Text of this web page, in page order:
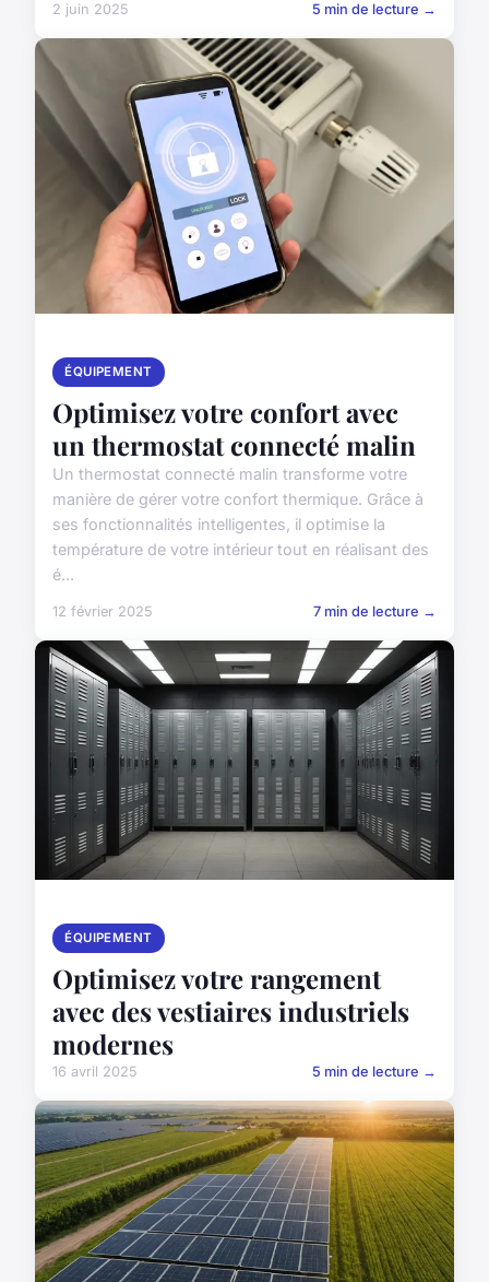
2 juin 2025 5 min de lecture →
ÉQUIPEMENT
Optimisez votre confort avec
un thermostat connecté malin
Un thermostat connecté malin transforme votre
manière de gérer votre confort thermique. Grâce à
ses fonctionnalités intelligentes, il optimise la
température de votre intérieur tout en réalisant des
é...
12 février 2025 7 min de lecture →
ÉQUIPEMENT
Optimisez votre rangement
avec des vestiaires industriels
modernes
16 avril 2025 5 min de lecture →